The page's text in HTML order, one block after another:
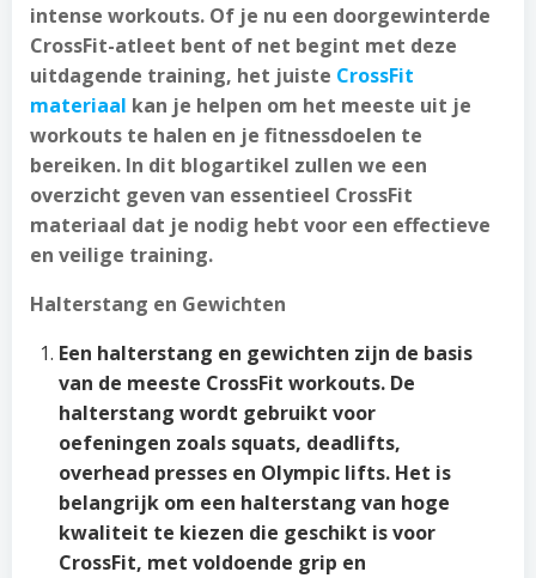
intense workouts. Of je nu een doorgewinterde
CrossFit-atleet bent of net begint met deze
uitdagende training, het juiste CrossFit
materiaal kan je helpen om het meeste uit je
workouts te halen en je fitnessdoelen te
bereiken. In dit blogartikel zullen we een
overzicht geven van essentieel CrossFit
materiaal dat je nodig hebt voor een effectieve
en veilige training.
Halterstang en Gewichten
Een halterstang en gewichten zijn de basis
van de meeste CrossFit workouts. De
halterstang wordt gebruikt voor
oefeningen zoals squats, deadlifts,
overhead presses en Olympic lifts. Het is
belangrijk om een halterstang van hoge
kwaliteit te kiezen die geschikt is voor
CrossFit, met voldoende grip en